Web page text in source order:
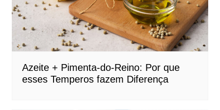
Azeite + Pimenta-do-Reino: Por que
esses Temperos fazem Diferença